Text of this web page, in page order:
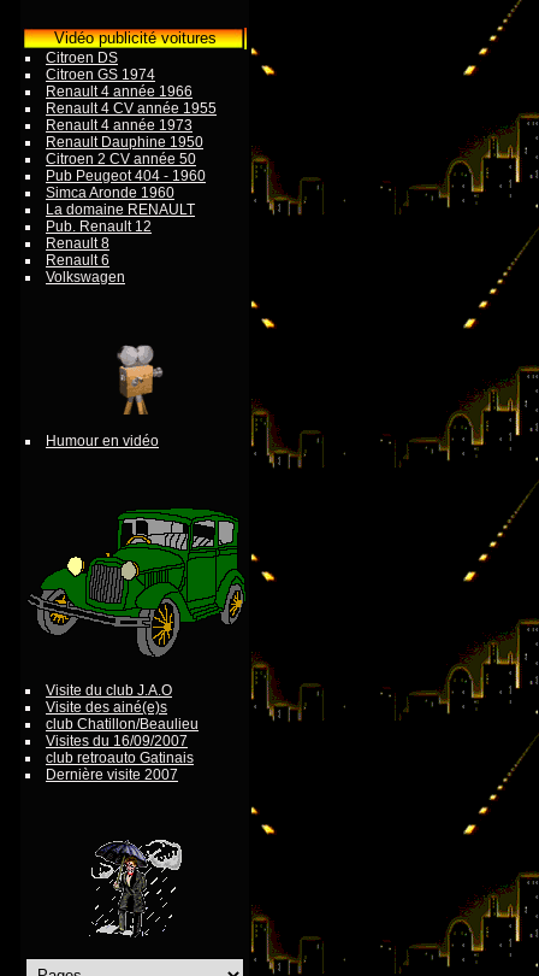
Vidéo publicité voitures
Citroen DS
Citroen GS 1974
Renault 4 année 1966
Renault 4 CV année 1955
Renault 4 année 1973
Renault Dauphine 1950
Citroen 2 CV année 50
Pub Peugeot 404 - 1960
Simca Aronde 1960
La domaine RENAULT
Pub. Renault 12
Renault 8
Renault 6
Volkswagen
Humour en vidéo
Visite du club J.A.O
Visite des ainé(e)s
club Chatillon/Beaulieu
Visites du 16/09/2007
club retroauto Gatinais
Dernière visite 2007